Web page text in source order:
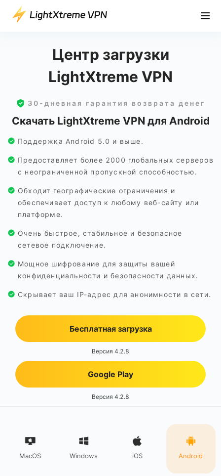
Центр загрузки
LightXtreme VPN
30-дневная гарантия возврата денег
Скачать LightXtreme VPN для Android
Поддержка Android 5.0 и выше.
Предоставляет более 2000 глобальных серверов
с неограниченной пропускной способностью.
Обходит географические ограничения и
обеспечивает доступ к любому веб-сайту или
платформе.
Очень быстрое, стабильное и безопасное
сетевое подключение.
Мощное шифрование для защиты вашей
конфиденциальности и безопасности данных.
Скрывает ваш IP-адрес для анонимности в сети.
Бесплатная загрузка
Версия 4.2.8
Google Play
Версия 4.2.8
MacOS Windows iOS Android